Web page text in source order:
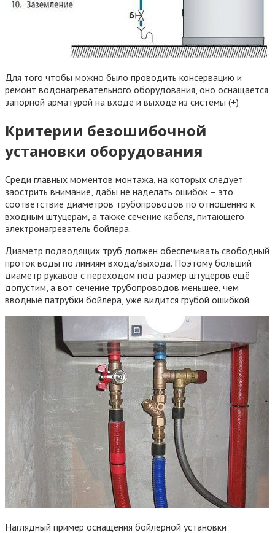
Для того чтобы можно было проводить консервацию и
ремонт водонагревательного оборудования, оно оснащается
запорной арматурой на входе и выходе из системы (+)
Критерии безошибочной
установки оборудования
Среди главных моментов монтажа, на которых следует
заострить внимание, дабы не наделать ошибок – это
соответствие диаметров трубопроводов по отношению к
входным штуцерам, а также сечение кабеля, питающего
электронагреватель бойлера.
Диаметр подводящих труб должен обеспечивать свободный
проток воды по линиям входа/выхода. Поэтому больший
диаметр рукавов с переходом под размер штуцеров ещё
допустим, а вот сечение трубопроводов меньшее, чем
вводные патрубки бойлера, уже видится грубой ошибкой.
Наглядный пример оснащения бойлерной установки